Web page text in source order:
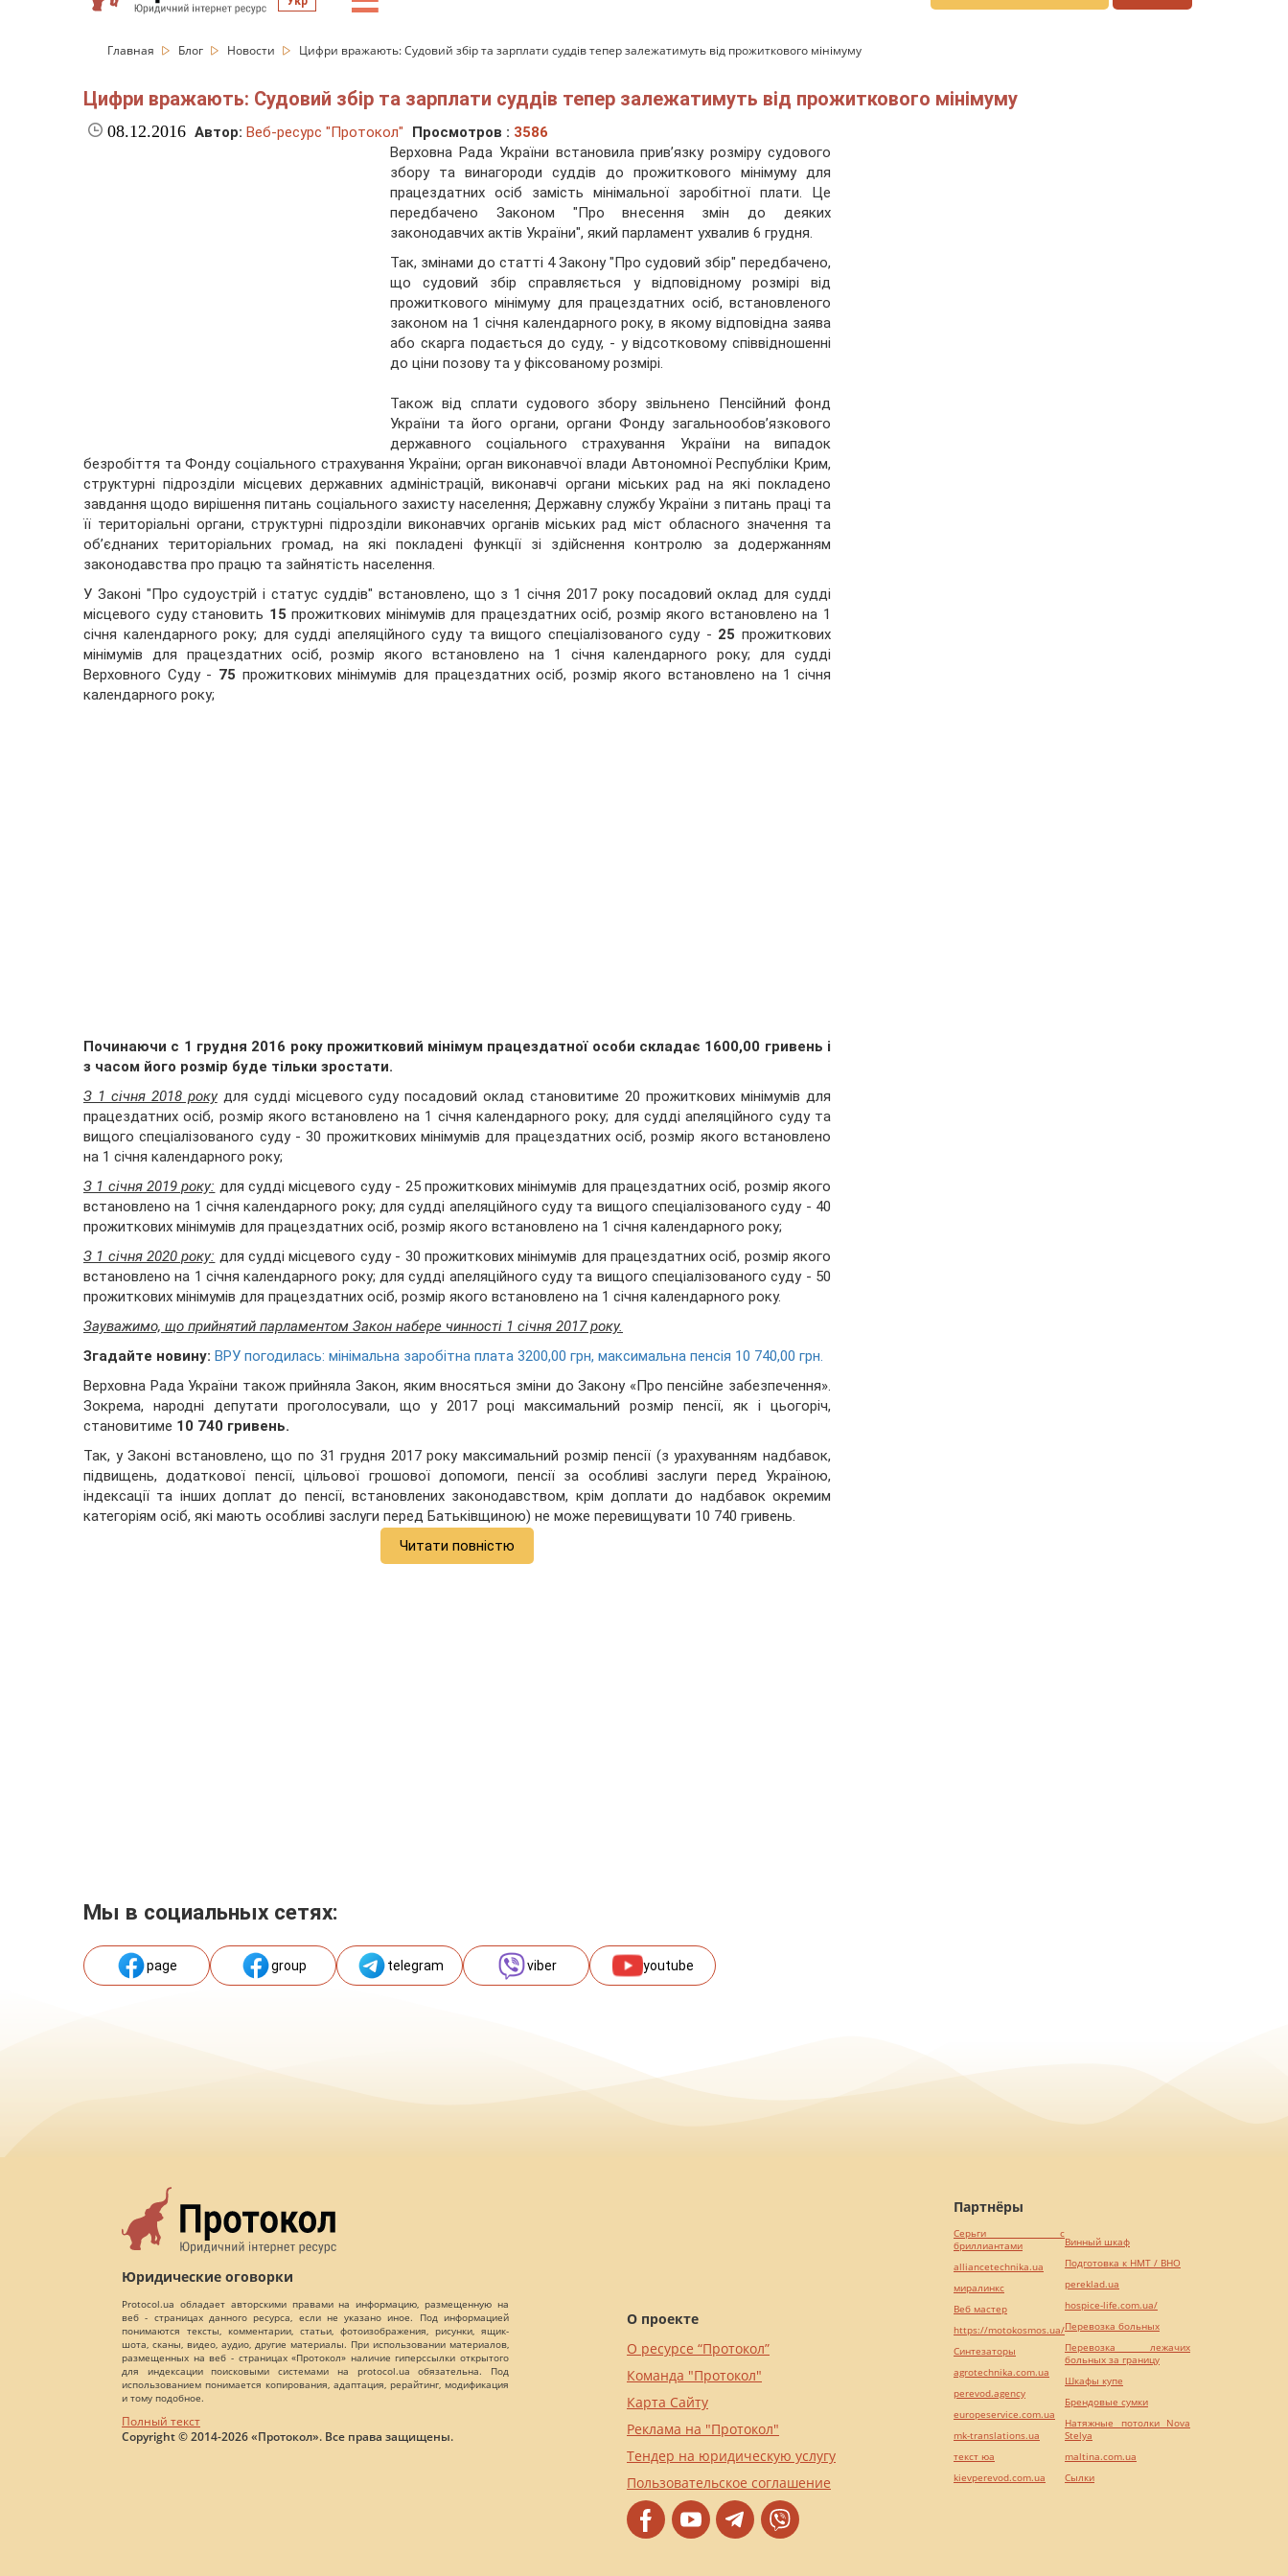
Главная Блог Новости Цифри вражають: Судовий збір та зарплати суддів тепер залежатимуть від прожиткового мінімуму
Цифри вражають: Судовий збір та зарплати суддів тепер залежатимуть від прожиткового мінімуму
08.12.2016 Автор: Веб-ресурс "Протокол" Просмотров : 3586
Верховна Рада України встановила прив’язку розміру судового
збору та винагороди суддів до прожиткового мінімуму для
працездатних осіб замість мінімальної заробітної плати. Це
передбачено Законом "Про внесення змін до деяких
законодавчих актів України", який парламент ухвалив 6 грудня.
Так, змінами до статті 4 Закону "Про судовий збір" передбачено,
що судовий збір справляється у відповідному розмірі від
прожиткового мінімуму для працездатних осіб, встановленого
законом на 1 січня календарного року, в якому відповідна заява
або скарга подається до суду, - у відсотковому співвідношенні
до ціни позову та у фіксованому розмірі.
Також від сплати судового збору звільнено Пенсійний фонд
України та його органи, органи Фонду загальнообов’язкового
державного соціального страхування України на випадок
безробіття та Фонду соціального страхування України; орган виконавчої влади Автономної Республіки Крим,
структурні підрозділи місцевих державних адміністрацій, виконавчі органи міських рад на які покладено
завдання щодо вирішення питань соціального захисту населення; Державну службу України з питань праці та
її територіальні органи, структурні підрозділи виконавчих органів міських рад міст обласного значення та
об’єднаних територіальних громад, на які покладені функції зі здійснення контролю за додержанням
законодавства про працю та зайнятість населення.
У Законі "Про судоустрій і статус суддів" встановлено, що з 1 січня 2017 року посадовий оклад для судді
місцевого суду становить 15 прожиткових мінімумів для працездатних осіб, розмір якого встановлено на 1
січня календарного року; для судді апеляційного суду та вищого спеціалізованого суду - 25 прожиткових
мінімумів для працездатних осіб, розмір якого встановлено на 1 січня календарного року; для судді
Верховного Суду - 75 прожиткових мінімумів для працездатних осіб, розмір якого встановлено на 1 січня
календарного року;
Починаючи с 1 грудня 2016 року прожитковий мінімум працездатної особи складає 1600,00 гривень і
з часом його розмір буде тільки зростати.
З 1 січня 2018 рокудля судді місцевого суду посадовий оклад становитиме 20 прожиткових мінімумів для
працездатних осіб, розмір якого встановлено на 1 січня календарного року; для судді апеляційного суду та
вищого спеціалізованого суду - 30 прожиткових мінімумів для працездатних осіб, розмір якого встановлено
на 1 січня календарного року;
З 1 січня 2019 року: для судді місцевого суду - 25 прожиткових мінімумів для працездатних осіб, розмір якого
встановлено на 1 січня календарного року; для судді апеляційного суду та вищого спеціалізованого суду - 40
прожиткових мінімумів для працездатних осіб, розмір якого встановлено на 1 січня календарного року;
З 1 січня 2020 року: для судді місцевого суду - 30 прожиткових мінімумів для працездатних осіб, розмір якого
встановлено на 1 січня календарного року; для судді апеляційного суду та вищого спеціалізованого суду - 50
прожиткових мінімумів для працездатних осіб, розмір якого встановлено на 1 січня календарного року.
Зауважимо, що прийнятий парламентом Закон набере чинності 1 січня 2017 року.
Згадайте новину: ВРУ погодилась: мінімальна заробітна плата 3200,00 грн, максимальна пенсія 10 740,00 грн.
Верховна Рада України також прийняла Закон, яким вносяться зміни до Закону «Про пенсійне забезпечення».
Зокрема, народні депутати проголосували, що у 2017 році максимальний розмір пенсії, як і цьогоріч,
становитиме 10 740 гривень.
Так, у Законі встановлено, що по 31 грудня 2017 року максимальний розмір пенсії (з урахуванням надбавок,
підвищень, додаткової пенсії, цільової грошової допомоги, пенсії за особливі заслуги перед Україною,
індексації та інших доплат до пенсії, встановлених законодавством, крім доплати до надбавок окремим
категоріям осіб, які мають особливі заслуги перед Батьківщиною) не може перевищувати 10 740 гривень.
Читати повністю
Мы в социальных сетях:
page group telegram viber youtube
Юридические оговорки
Protocol.ua обладает авторскими правами на информацию, размещенную на
веб - страницах данного ресурса, если не указано иное. Под информацией
понимаются тексты, комментарии, статьи, фотоизображения, рисунки, ящик-
шота, сканы, видео, аудио, другие материалы. При использовании материалов,
размещенных на веб - страницах «Протокол» наличие гиперссылки открытого
для индексации поисковыми системами на protocol.ua обязательна. Под
использованием понимается копирования, адаптация, рерайтинг, модификация
и тому подобное.
Полный текст
Copyright © 2014-2026 «Протокол». Все права защищены.
О проекте
О ресурсе “Протокол”
Команда "Протокол"
Карта Сайту
Реклама на "Протокол"
Тендер на юридическую услугу
Пользовательское соглашение
Партнёры
Серьги с
бриллиантами
alliancetechnika.ua
миралинкс
Веб мастер
https://motokosmos.ua/
Синтезаторы
agrotechnika.com.ua
perevod.agency
europeservice.com.ua
mk-translations.ua
текст юа
kievperevod.com.ua
Винный шкаф
Подготовка к НМТ / ВНО
pereklad.ua
hospice-life.com.ua/
Перевозка больных
Перевозка лежачих
больных за границу
Шкафы купе
Брендовые сумки
Натяжные потолки Nova
Stelya
maltina.com.ua
Cылки